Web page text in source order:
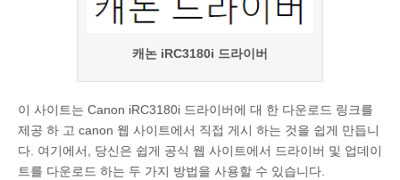
캐논 iRC3180i 드라이버
이 사이트는 Canon iRC3180i 드라이버에 대 한 다운로드 링크를
제공 하 고 canon 웹 사이트에서 직접 게시 하는 것을 쉽게 만듭니
다. 여기에서, 당신은 쉽게 공식 웹 사이트에서 드라이버 및 업데이
트를 다운로드 하는 두 가지 방법을 사용할 수 있습니다.